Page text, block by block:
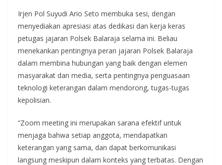
Irjen Pol Suyudi Ario Seto membuka sesi, dengan
menyediakan apresiasi atas dedikasi dan kerja keras
petugas jajaran Polsek Balaraja selama ini. Beliau
menekankan pentingnya peran jajaran Polsek Balaraja
dalam membina hubungan yang baik dengan elemen
masyarakat dan media, serta pentingnya penguasaan
teknologi keterangan dalam mendorong, tugas-tugas
kepolisian.
“Zoom meeting ini merupakan sarana efektif untuk
menjaga bahwa setiap anggota, mendapatkan
keterangan yang sama, dan dapat berkomunikasi
langsung meskipun dalam konteks yang terbatas. Dengan